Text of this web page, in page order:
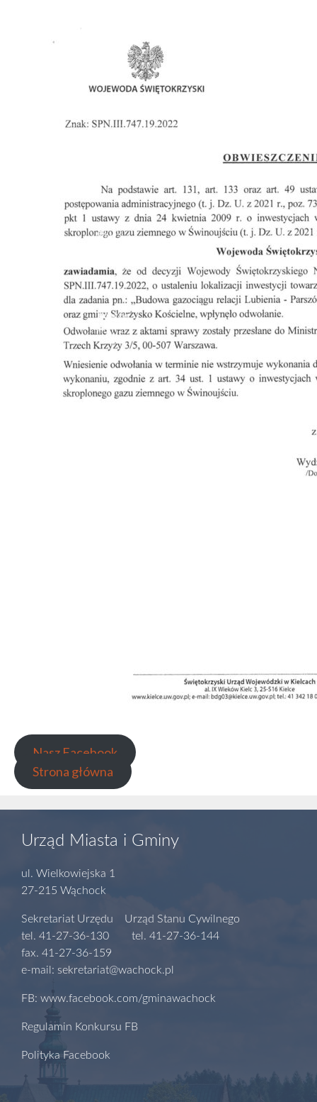
Nasz Facebook
Strona główna
Urząd Miasta i Gminy
ul. Wielkowiejska 1
27-215 Wąchock
Sekretariat Urzędu Urząd Stanu Cywilnego
tel. 41-27-36-130 tel. 41-27-36-144
fax. 41-27-36-159
e-mail: sekretariat@wachock.pl
FB: www.facebook.com/gminawachock
Regulamin Konkursu FB
Polityka Facebook